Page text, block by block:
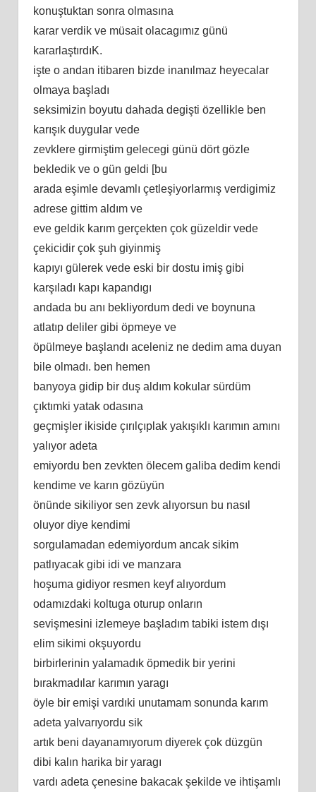
konuştuktan sonra olmasına
karar verdik ve müsait olacagımız günü
kararlaştırdıK.
işte o andan itibaren bizde inanılmaz heyecalar
olmaya başladı
seksimizin boyutu dahada degişti özellikle ben
karışık duygular vede
zevklere girmiştim gelecegi günü dört gözle
bekledik ve o gün geldi [bu
arada eşimle devamlı çetleşiyorlarmış verdigimiz
adrese gittim aldım ve
eve geldik karım gerçekten çok güzeldir vede
çekicidir çok şuh giyinmiş
kapıyı gülerek vede eski bir dostu imiş gibi
karşıladı kapı kapandıgı
andada bu anı bekliyordum dedi ve boynuna
atlatıp deliler gibi öpmeye ve
öpülmeye başlandı aceleniz ne dedim ama duyan
bile olmadı. ben hemen
banyoya gidip bir duş aldım kokular sürdüm
çıktımki yatak odasına
geçmişler ikiside çırılçıplak yakışıklı karımın amını
yalıyor adeta
emiyordu ben zevkten ölecem galiba dedim kendi
kendime ve karın gözüyün
önünde sikiliyor sen zevk alıyorsun bu nasıl
oluyor diye kendimi
sorgulamadan edemiyordum ancak sikim
patlıyacak gibi idi ve manzara
hoşuma gidiyor resmen keyf alıyordum
odamızdaki koltuga oturup onların
sevişmesini izlemeye başladım tabiki istem dışı
elim sikimi okşuyordu
birbirlerinin yalamadık öpmedik bir yerini
bırakmadılar karımın yaragı
öyle bir emişi vardıki unutamam sonunda karım
adeta yalvarıyordu sik
artık beni dayanamıyorum diyerek çok düzgün
dibi kalın harika bir yaragı
vardı adeta çenesine bakacak şekilde ve ihtişamlı